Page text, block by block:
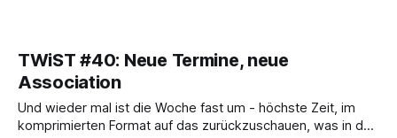
TWiST #40: Neue Termine, neue
Association
Und wieder mal ist die Woche fast um - höchste Zeit, im
komprimierten Format auf das zurückzuschauen, was in den